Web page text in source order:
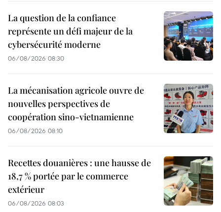
La question de la confiance
représente un défi majeur de la
cybersécurité moderne
06/08/2026 08:30
La mécanisation agricole ouvre de
nouvelles perspectives de
coopération sino-vietnamienne
06/08/2026 08:10
Recettes douanières : une hausse de
18,7 % portée par le commerce
extérieur
06/08/2026 08:03